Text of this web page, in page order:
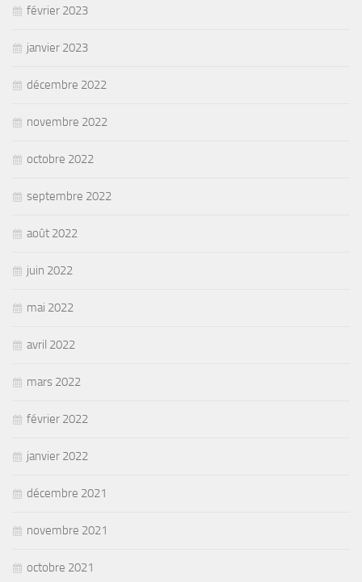
février 2023
janvier 2023
décembre 2022
novembre 2022
octobre 2022
septembre 2022
août 2022
juin 2022
mai 2022
avril 2022
mars 2022
février 2022
janvier 2022
décembre 2021
novembre 2021
octobre 2021